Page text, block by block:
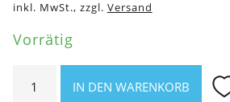
inkl. MwSt., zzgl. Versand
Vorrätig
Soap
IN DEN WARENKORB